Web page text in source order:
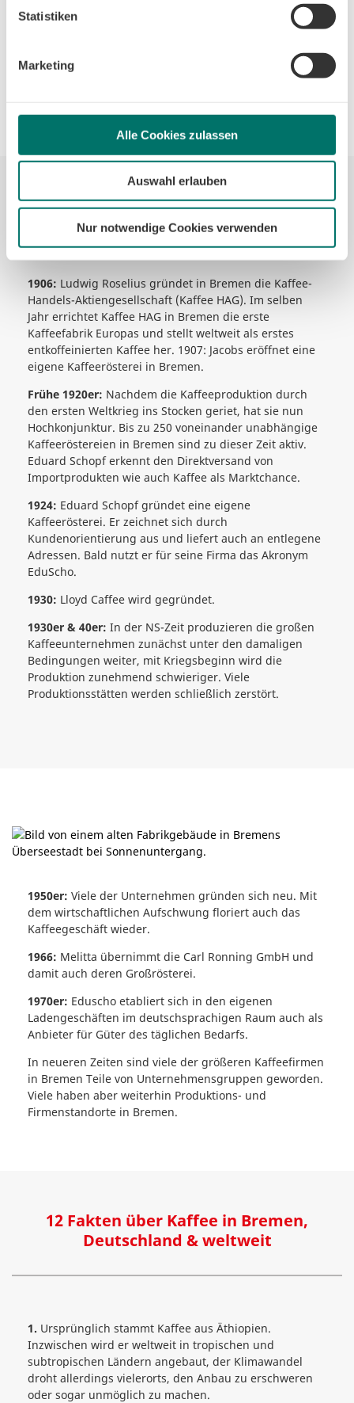
unserer Datenschutzerklärung. Ihre Einwilligung ist freiwillig
und Sie können sie jederzeit für die Zukunft widerrufen oder
beschränken wir den Einsatz der Cookies auf das notwendige
Minimum, um die Seite betreiben zu können.
Statistiken
Marketing
Alle Cookies zulassen
Auswahl erlauben
Nur notwendige Cookies verwenden
1894:Carl Ronning gründet eine eigene Firma für den
unterhält er sogar eigene Kaffeeplantagen in Afrika.
Johann Jacobs eröffnet ein Spezialgeschäft für
1906: Ludwig Roselius gründet in Bremen die Kaffee-
Handels-Aktiengesellschaft (Kaffee HAG). Im selben
Jahr errichtet Kaffee HAG in Bremen die erste
Kaffeefabrik Europas und stellt weltweit als erstes
entkoffeinierten Kaffee her. 1907: Jacobs eröffnet eine
eigene Kaffeerösterei in Bremen.
Frühe 1920er: Nachdem die Kaffeeproduktion durch
den ersten Weltkrieg ins Stocken geriet, hat sie nun
Hochkonjunktur. Bis zu 250 voneinander unabhängige
Kaffeeröstereien in Bremen sind zu dieser Zeit aktiv.
Eduard Schopf erkennt den Direktversand von
Importprodukten wie auch Kaffee als Marktchance.
1924: Eduard Schopf gründet eine eigene
Kaffeerösterei. Er zeichnet sich durch
Kundenorientierung aus und liefert auch an entlegene
Adressen. Bald nutzt er für seine Firma das Akronym
EduScho.
1930: Lloyd Caffee wird gegründet.
1930er & 40er: In der NS-Zeit produzieren die großen
Kaffeeunternehmen zunächst unter den damaligen
Bedingungen weiter, mit Kriegsbeginn wird die
Produktion zunehmend schwieriger. Viele
Produktionsstätten werden schließlich zerstört.
1950er: Viele der Unternehmen gründen sich neu. Mit
dem wirtschaftlichen Aufschwung floriert auch das
Kaffeegeschäft wieder.
1966: Melitta übernimmt die Carl Ronning GmbH und
damit auch deren Großrösterei.
1970er: Eduscho etabliert sich in den eigenen
Ladengeschäften im deutschsprachigen Raum auch als
Anbieter für Güter des täglichen Bedarfs.
In neueren Zeiten sind viele der größeren Kaffeefirmen
in Bremen Teile von Unternehmensgruppen geworden.
Viele haben aber weiterhin Produktions- und
Firmenstandorte in Bremen.
12 Fakten über Kaffee in Bremen,
Deutschland & weltweit
1. Ursprünglich stammt Kaffee aus Äthiopien.
Inzwischen wird er weltweit in tropischen und
subtropischen Ländern angebaut, der Klimawandel
droht allerdings vielerorts, den Anbau zu erschweren
oder sogar unmöglich zu machen.